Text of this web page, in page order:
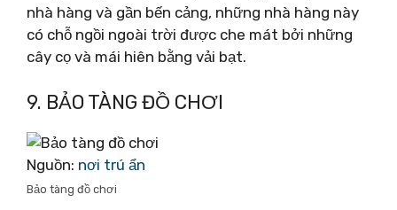
nhà hàng và gần bến cảng, những nhà hàng này
có chỗ ngồi ngoài trời được che mát bởi những
cây cọ và mái hiên bằng vải bạt.
9. BẢO TÀNG ĐỒ CHƠI
Nguồn: nơi trú ẩn
Bảo tàng đồ chơi